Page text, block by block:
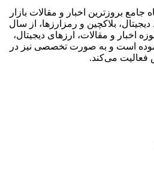
جامع بروزترین اخبار و مقالات بازار
بلاکچین و رمزارزها، از سال
اخبار و مقالات، ارزهای‌ دیجیتال،
نموده است و به صورت تخصصی نیز در
فعالیت می‌کند.